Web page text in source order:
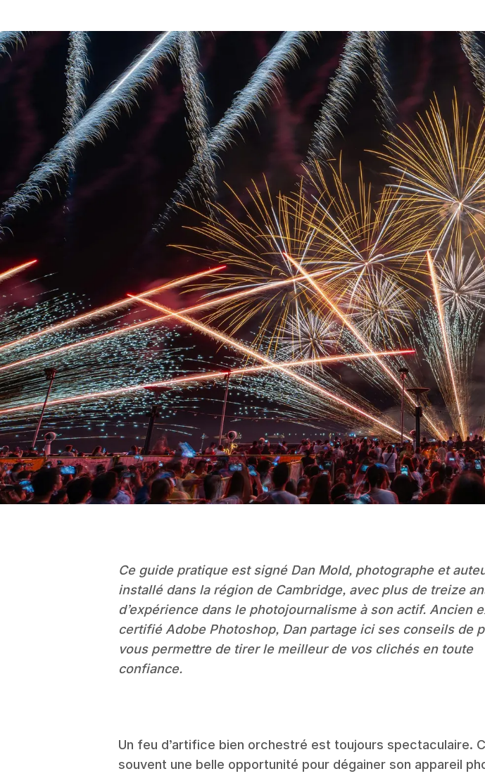
Ce guide pratique est signé Dan Mold, photographe et
installé dans la région de Cambridge, avec plus de treize
d’expérience dans le photojournalisme à son actif. Ancien
certifié Adobe Photoshop, Dan partage ici ses conseils de
vous permettre de tirer le meilleur de vos clichés en toute
confiance.
Un feu d’artifice bien orchestré est toujours spectaculaire.
souvent une belle opportunité pour dégainer son appareil